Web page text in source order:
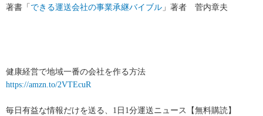
著書「 できる運送会社の事業承継バイブル 」著者 菅内章夫
健康経営で地域一番の会社を作る方法
https://amzn.to/2VTEcuR
毎日有益な情報だけを送る、1日1分運送ニュース【無料購読】